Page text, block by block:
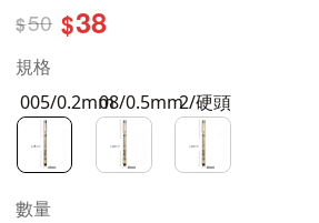
$50 $38
規格
005/0.2mm08/0.5mm2/硬頭
數量